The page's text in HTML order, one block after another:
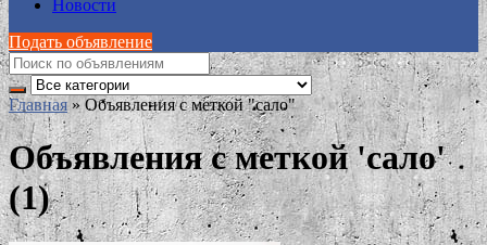
Новости
Подать объявление
Главная » Объявления с меткой "сало"
Объявления с меткой 'сало'
(1)